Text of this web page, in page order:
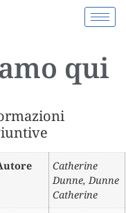
qui
Catherine
Dunne,Dunne
Catherine